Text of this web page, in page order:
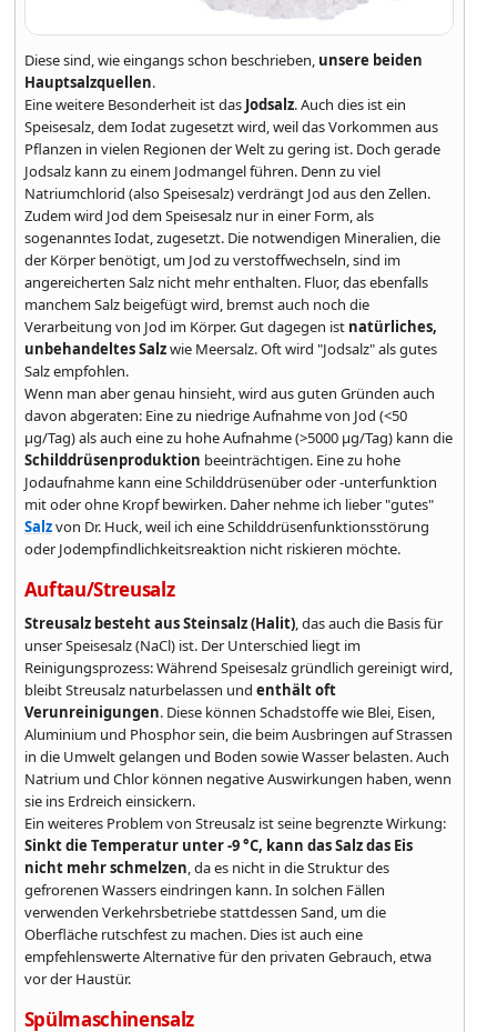
Diese sind, wie eingangs schon beschrieben, unsere beiden
Hauptsalzquellen.
Eine weitere Besonderheit ist das Jodsalz. Auch dies ist ein
Speisesalz, dem Iodat zugesetzt wird, weil das Vorkommen aus
Pflanzen in vielen Regionen der Welt zu gering ist. Doch gerade
Jodsalz kann zu einem Jodmangel führen. Denn zu viel
Natriumchlorid (also Speisesalz) verdrängt Jod aus den Zellen.
Zudem wird Jod dem Speisesalz nur in einer Form, als
sogenanntes Iodat, zugesetzt. Die notwendigen Mineralien, die
der Körper benötigt, um Jod zu verstoffwechseln, sind im
angereicherten Salz nicht mehr enthalten. Fluor, das ebenfalls
manchem Salz beigefügt wird, bremst auch noch die
Verarbeitung von Jod im Körper. Gut dagegen ist natürliches,
unbehandeltes Salzwie Meersalz. Oft wird "Jodsalz" als gutes
Salz empfohlen.
Wenn man aber genau hinsieht, wird aus guten Gründen auch
davon abgeraten: Eine zu niedrige Aufnahme von Jod (<50
μg/Tag) als auch eine zu hohe Aufnahme (>5000 μg/Tag) kann die
Schilddrüsenproduktion beeinträchtigen. Eine zu hohe
Jodaufnahme kann eine Schilddrüsenüber oder -unterfunktion
mit oder ohne Kropf bewirken. Daher nehme ich lieber "gutes"
Salzvon Dr. Huck, weil ich eine Schilddrüsenfunktionsstörung
oder Jodempfindlichkeitsreaktion nicht riskieren möchte.
Auftau/Streusalz
Streusalz besteht aus Steinsalz (Halit), das auch die Basis für
unser Speisesalz (NaCl) ist. Der Unterschied liegt im
Reinigungsprozess: Während Speisesalz gründlich gereinigt wird,
bleibt Streusalz naturbelassen und enthält oft
Verunreinigungen. Diese können Schadstoffe wie Blei, Eisen,
Aluminium und Phosphor sein, die beim Ausbringen auf Strassen
in die Umwelt gelangen und Boden sowie Wasser belasten. Auch
Natrium und Chlor können negative Auswirkungen haben, wenn
sie ins Erdreich einsickern.
Ein weiteres Problem von Streusalz ist seine begrenzte Wirkung:
Sinkt die Temperatur unter -9 °C, kann das Salz das Eis
nicht mehr schmelzen, da es nicht in die Struktur des
gefrorenen Wassers eindringen kann. In solchen Fällen
verwenden Verkehrsbetriebe stattdessen Sand, um die
Oberfläche rutschfest zu machen. Dies ist auch eine
empfehlenswerte Alternative für den privaten Gebrauch, etwa
vor der Haustür.
Spülmaschinensalz